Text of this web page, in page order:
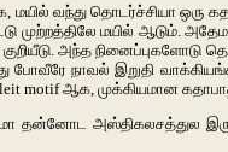
வந்து தொடர்ச்சியா ஒரு
மயில் ஆடும்.
அந்த நினைப்புகளோடு
போவீரே நாவல் இறுதி
motif ஆக, முக்கியமான
அஸ்திகலசத்துல